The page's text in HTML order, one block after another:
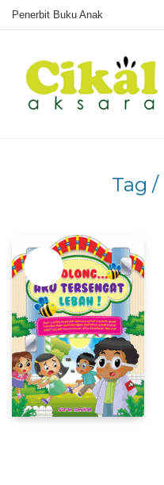
Penerbit Buku Anak
Tag /